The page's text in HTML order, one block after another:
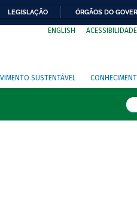
LEGISLAÇÃO ÓRGÃOS DO
ENGLISH ACESSIBILIDADE
SUSTENTÁVEL